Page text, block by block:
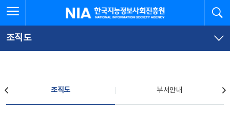
문
로
가
체
뉴
바
가
한국지능정보사회진흥원
조직도
조직도 부서안내